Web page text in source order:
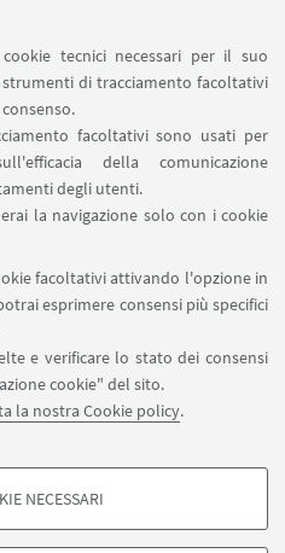
tecnici necessari per il suo
di tracciamento facoltativi
facoltativi sono usati per
della comunicazione
degli utenti.
la navigazione solo con i cookie
facoltativi attivando l'opzione in
esprimere consensi più specifici
e verificare lo stato dei consensi
cookie" del sito.
la nostra Cookie policy.
NECESSARI
UTILI
SU: